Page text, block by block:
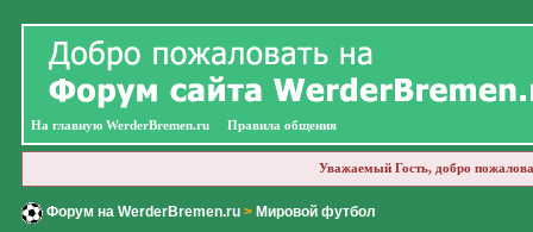
На главную WerderBremen.ru Правила общения
Уважаемый Гость, добро
Форум на WerderBremen.ru> Мировой футбол